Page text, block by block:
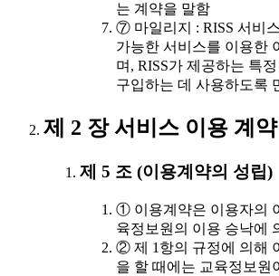
는 계약을 말함
⑦ 마일리지 : RISS 서비
가능한 서비스를 이용한
며, RISS가 제공하는 특
구입하는 데 사용하도록
제 2 장 서비스 이용 계약
제 5 조 (이용계약의 성립)
① 이용계약은 이용자의
육정보원의 이용 승낙에
② 제 1항의 규정에 의해
을 할 때에는 교육정보원